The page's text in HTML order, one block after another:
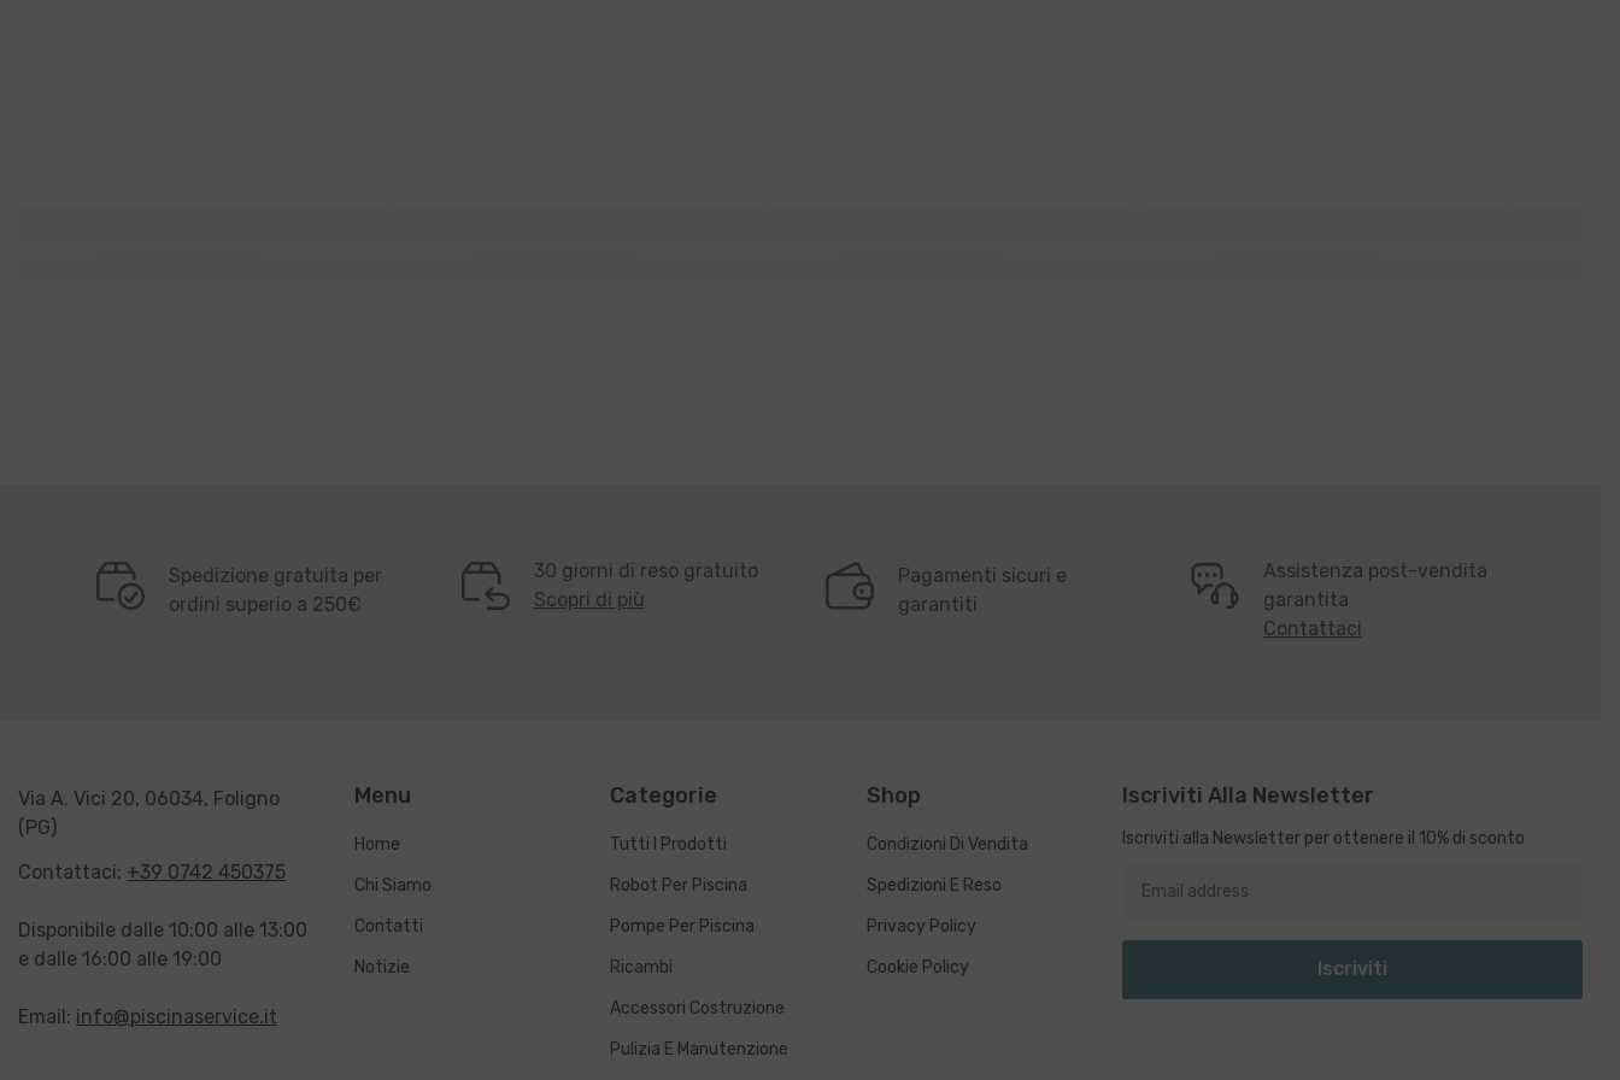
Spedizione gratuita per
ordini superio a 250€
30 giorni di reso gratuito
Scopri di più
Pagamenti sicuri e
garantiti
Assistenza post-vendita
garantita
Contattaci
Via A. Vici 20, 06034, Foligno
(PG)
Contattaci: +39 0742 450375
Disponibile dalle 10:00 alle 13:00
e dalle 16:00 alle 19:00
Email: info@piscinaservice.it
Menu
Home
Chi Siamo
Contatti
Notizie
Categorie
Tutti I Prodotti
Robot Per Piscina
Pompe Per Piscina
Ricambi
Accessori Costruzione
Pulizia E Manutenzione
Shop
Condizioni Di Vendita
Spedizioni E Reso
Privacy Policy
Cookie Policy
Iscriviti Alla Newsletter
Iscriviti alla Newsletter per ottenere il 10% di sconto
Iscriviti